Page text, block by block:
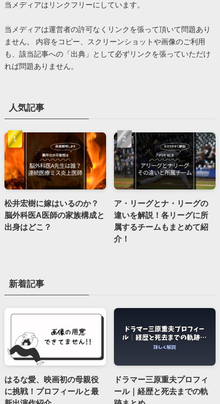
当メディアはリンクフリーにしています。
当メディアは運営者の許可なくリンクを張って頂いて問題あり
ません。 内容をコピー、スクリーンショットや画像のご利用
も、該当記事への「出典」として必ずリンクを張っていただけ
れば問題ありません。
人気記事
松井宏樹に嫁はいるのか？
脳外科医A医師の家族構成と
出身はどこ？
ア・リーグとナ・リーグの
違いを解説！各リーグに所
属するチームもまとめて紹
介！
新着記事
はるな愛、映画初の母親役
に挑戦！プロフィールと最
ドラマー三原重夫プロフィ
ール｜経歴と死去までの軌